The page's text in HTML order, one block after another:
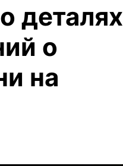
деталях
о
на